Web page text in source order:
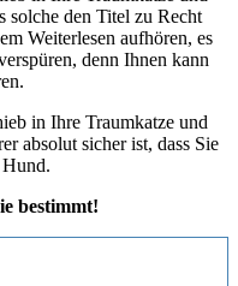
solche den Titel zu Recht
Weiterlesen aufhören, es
denn Ihnen kann
in Ihre Traumkatze und
absolut sicher ist, dass Sie
bestimmt!